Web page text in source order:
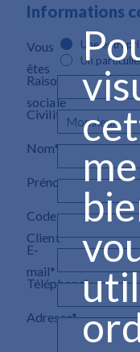
Informations
Vous
êtes
Raison
sociale
Civilité
Nom*
Prénom
Code
Client
E-
mail*
Téléphone*
Adresse*
Une
Un